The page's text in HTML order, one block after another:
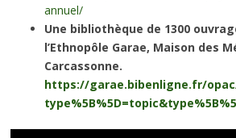
annuel/
Une bibliothèque de 1300
l’Ethnopôle Garae, Maison des
Carcassonne.
https://garae.bibenligne.fr/